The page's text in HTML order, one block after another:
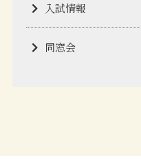
入試情報
同窓会